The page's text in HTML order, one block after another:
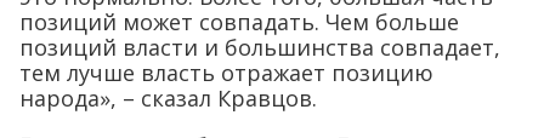
Его товарищ добавил, что в Белоруссии не
боятся аннексии со стороны России.
«Лукашенко постоянно пытается навязать